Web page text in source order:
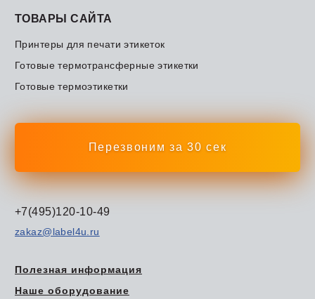
ТОВАРЫ САЙТА
Принтеры для печати этикеток
Готовые термотрансферные этикетки
Готовые термоэтикетки
Перезвоним за 30 сек
+7(495)120-10-49
zakaz@label4u.ru
Полезная информация
Наше оборудование